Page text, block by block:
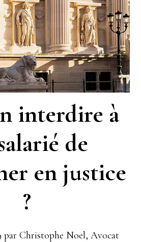
interdire à
de
en justice
?
par Christophe Noel, Avocat